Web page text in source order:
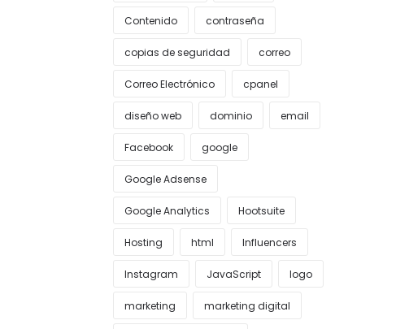
Contenido contraseña
copias de seguridad correo
Correo Electrónico cpanel
diseño web dominio email
Facebook google
Google Adsense
Google Analytics Hootsuite
Hosting html Influencers
Instagram JavaScript logo
marketing marketing digital